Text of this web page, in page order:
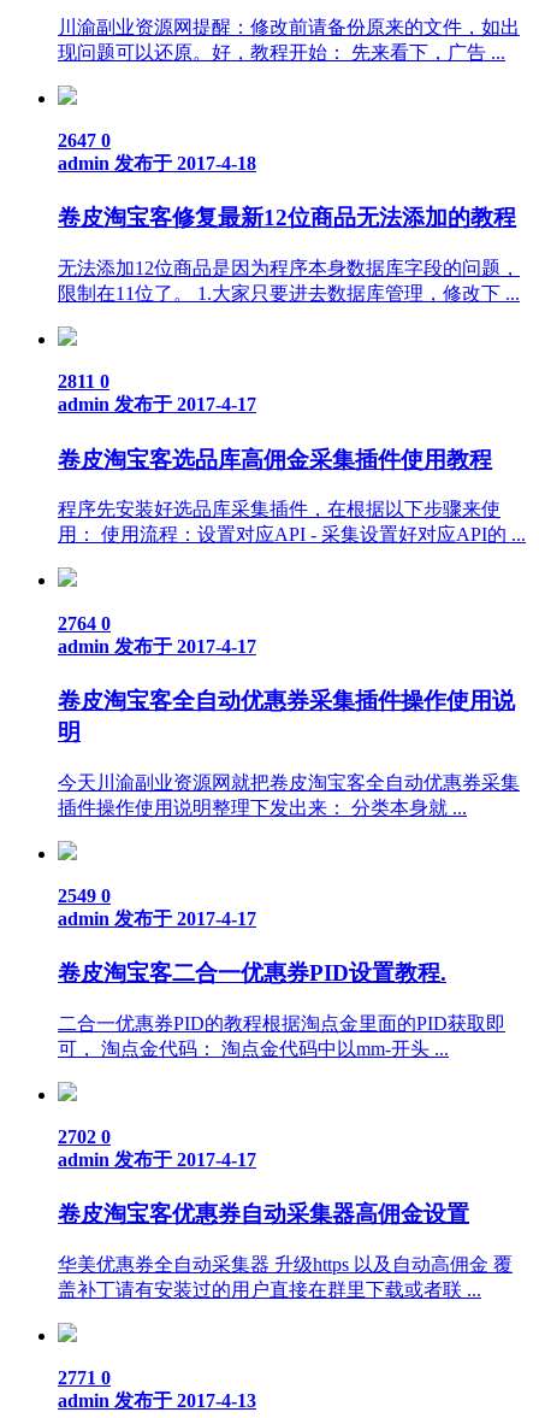
川渝副业资源网提醒：修改前请备份原来的文件，如出
现问题可以还原。好，教程开始： 先来看下，广告 ...
2647 0
admin 发布于 2017-4-18
卷皮淘宝客修复最新12位商品无法添加的教程
无法添加12位商品是因为程序本身数据库字段的问题，
限制在11位了。 1.大家只要进去数据库管理，修改下 ...
2811 0
admin 发布于 2017-4-17
卷皮淘宝客选品库高佣金采集插件使用教程
程序先安装好选品库采集插件，在根据以下步骤来使
用： 使用流程：设置对应API - 采集设置好对应API的 ...
2764 0
admin 发布于 2017-4-17
卷皮淘宝客全自动优惠券采集插件操作使用说
明
今天川渝副业资源网就把卷皮淘宝客全自动优惠券采集
插件操作使用说明整理下发出来： 分类本身就 ...
2549 0
admin 发布于 2017-4-17
卷皮淘宝客二合一优惠券PID设置教程.
二合一优惠券PID的教程根据淘点金里面的PID获取即
可， 淘点金代码： 淘点金代码中以mm-开头 ...
2702 0
admin 发布于 2017-4-17
卷皮淘宝客优惠券自动采集器高佣金设置
华美优惠券全自动采集器 升级https 以及自动高佣金 覆
盖补丁请有安装过的用户直接在群里下载或者联 ...
2771 0
admin 发布于 2017-4-13